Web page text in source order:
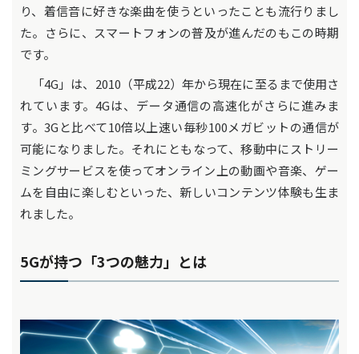
り、着信音に好きな楽曲を使うといったことも流行りまし
た。さらに、スマートフォンの普及が進んだのもこの時期
です。
「4G」は、2010（平成22）年から現在に至るまで使用さ
れています。4Gは、データ通信の高速化がさらに進みま
す。3Gと比べて10倍以上速い毎秒100メガビットの通信が
可能になりました。それにともなって、移動中にストリー
ミングサービスを使ってオンライン上の動画や音楽、ゲー
ムを自由に楽しむといった、新しいコンテンツ体験も生ま
れました。
5Gが持つ「3つの魅力」とは